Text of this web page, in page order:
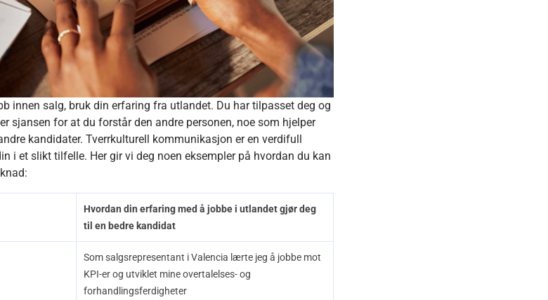
innen salg, bruk din erfaring fra utlandet. Du har tilpasset deg og
sjansen for at du forstår den andre personen, noe som hjelper
kandidater. Tverrkulturell kommunikasjon er en verdifull
i et slikt tilfelle. Her gir vi deg noen eksempler på hvordan du kan
Hvordan din erfaring med å jobbe i utlandet gjør deg
til en bedre kandidat
Somsalgsrepresentant i Valencia lærte jeg å jobbe mot
KPI-er og utviklet mine overtalelses- og
forhandlingsferdigheter